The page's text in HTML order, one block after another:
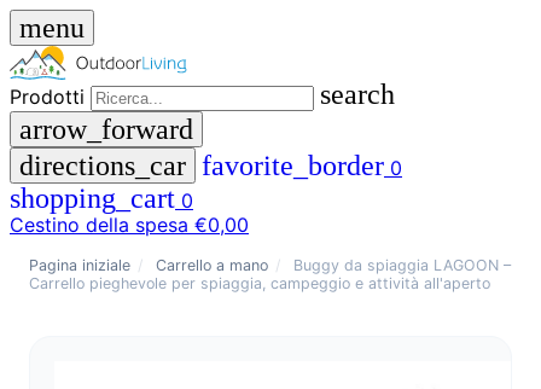
menu
Prodotti
search
arrow_forward
directions_car favorite_border 0
shopping_cart 0
Cestino della spesa €0,00
close
Pagina iniziale / Carrello a mano /
Buggy da spiaggia LAGOON –
Carrello pieghevole per spiaggia, campeggio e attività all'aperto